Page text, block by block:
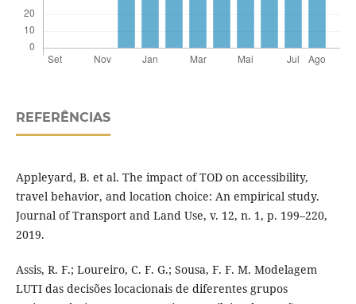
REFERÊNCIAS
Appleyard, B. et al. The impact of TOD on accessibility,
travel behavior, and location choice: An empirical study.
Journal of Transport and Land Use, v. 12, n. 1, p. 199–220,
2019.
Assis, R. F.; Loureiro, C. F. G.; Sousa, F. F. M. Modelagem
LUTI das decisões locacionais de diferentes grupos